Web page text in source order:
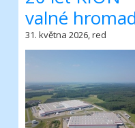
valné
31. května 2026, red